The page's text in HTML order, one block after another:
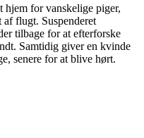
hjem for vanskelige piger,
flugt. Suspenderet
tilbage for at efterforske
Samtidig giver en kvinde
senere for at blive hørt.